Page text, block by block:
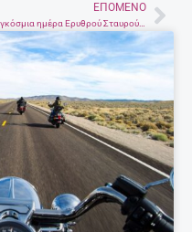
ΕΠΌΜΕΝΟ
Παγκόσμια ημέρα Ερυθρού Σταυρού και Ερυθράς Ημισελήνου